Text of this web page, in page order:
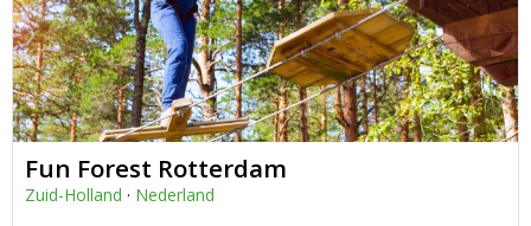
Fun Forest Rotterdam
Zuid-Holland · Nederland